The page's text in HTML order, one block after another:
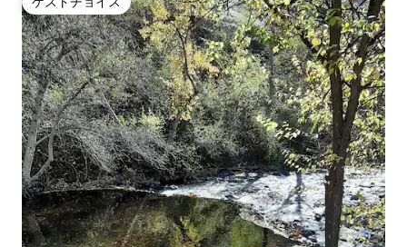
ゲストチョイス